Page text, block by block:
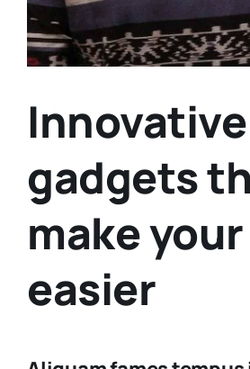
gadgets
make
easier